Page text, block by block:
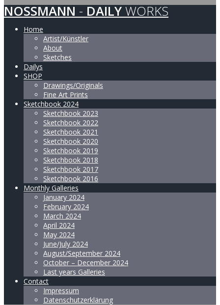
NOSSMANN - DAILY WORKS
Home
Artist/Künstler
About
Sketches
Dailys
SHOP
Drawings/Originals
Fine Art Prints
Sketchbook 2024
Sketchbook 2023
Sketchbook 2022
Sketchbook 2021
Sketchbook 2020
Sketchbook 2019
Sketchbook 2018
Sketchbook 2017
Sketchbook 2016
Monthly Galleries
January 2024
February 2024
March 2024
April 2024
May 2024
June/July 2024
August/September 2024
October – December 2024
Last years Galleries
Contact
Impressum
Datenschutzerklärung